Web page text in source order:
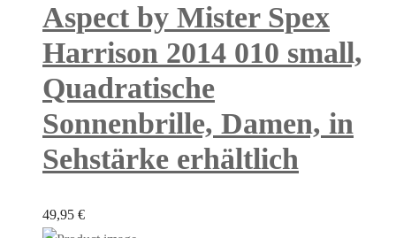
Aspect by Mister Spex
Harrison 2014 010 small,
Quadratische
Sonnenbrille, Damen, in
Sehstärke erhältlich
49,95 €